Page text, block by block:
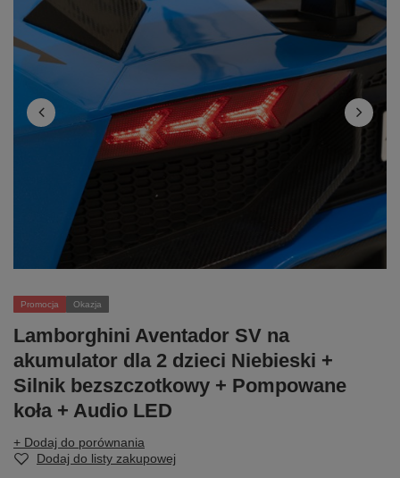
Promocja Okazja
Lamborghini Aventador SV na
akumulator dla 2 dzieci Niebieski +
Silnik bezszczotkowy + Pompowane
koła + Audio LED
+ Dodaj do porównania
Dodaj do listy zakupowej